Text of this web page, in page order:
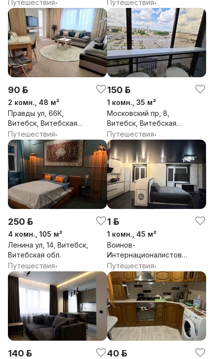
Путешествия•
Витебская обл.
Путешествия•
90 р.
2 комн., 48 м²
Правды ул, 66К,
Витебск, Витебская
обл.
Путешествия•
150 р.
1 комн., 35 м²
Московский пр, 8,
Витебск, Витебская
обл.
Путешествия•
250 р.
4 комн., 105 м²
Ленина ул, 14, Витебск,
Витебская обл.
Путешествия•
1 р.
1 комн., 45 м²
Воинов-
Интернационалистов
ул, 7, Витебск,
Витебская обл.
Путешествия•
140 р. 40 р.